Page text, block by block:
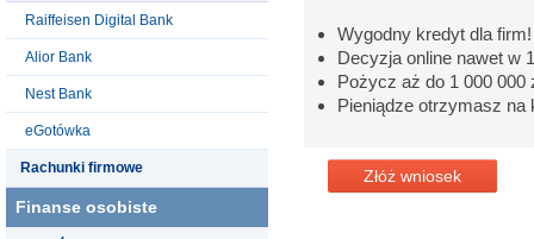
Raiffeisen Digital Bank
Alior Bank
Nest Bank
eGotówka
Rachunki firmowe
Finanse osobiste
Wygodny kredyt dla firm!
Decyzja online nawet w
Pożycz aż do 1 000 000
Pieniądze otrzymasz na
Złóż wniosek